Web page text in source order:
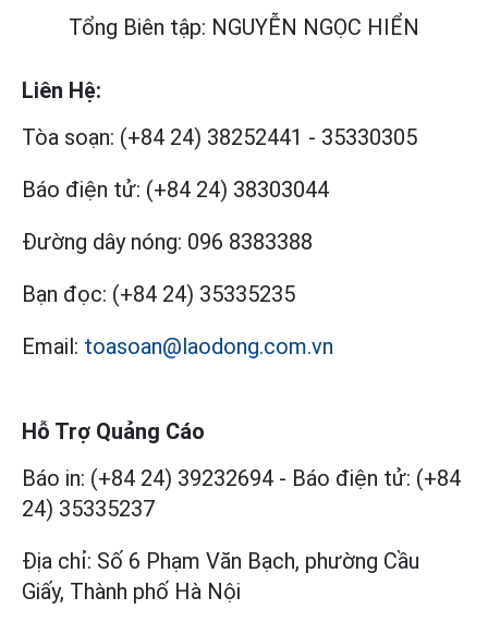
Tổng Biên tập: NGUYỄN NGỌC HIỂN
Liên Hệ:
Tòa soạn: (+84 24) 38252441 - 35330305
Báo điện tử: (+84 24) 38303044
Đường dây nóng: 096 8383388
Bạn đọc: (+84 24) 35335235
Email: toasoan@laodong.com.vn
Hỗ Trợ Quảng Cáo
Báo in: (+84 24) 39232694 - Báo điện tử: (+84
24) 35335237
Địa chỉ: Số 6 Phạm Văn Bạch, phường Cầu
Giấy, Thành phố Hà Nội